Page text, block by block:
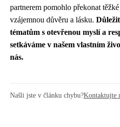
partnerem pomohlo překonat
vzájemnou důvěru a lásku.
tématům s otevřenou myslí a
setkáváme v našem vlastním
nás.
Našli jste v článku chybu?Kontaktujte